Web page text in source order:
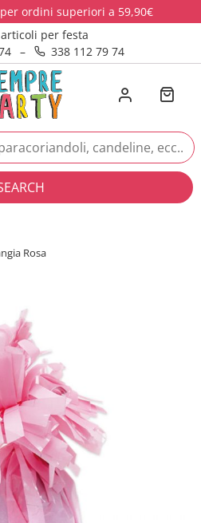
ordini superiori a 59,90€
per festa
– 338 112 79 74
Rosa